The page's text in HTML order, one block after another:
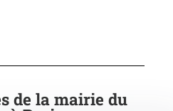
de la mairie du